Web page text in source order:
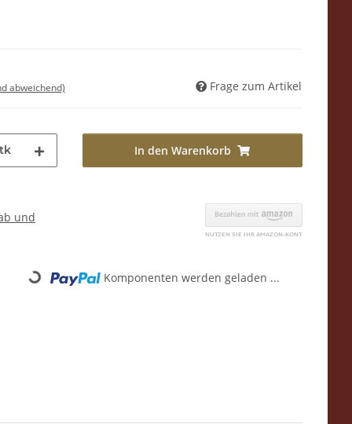
abweichend) Frage zum Artikel
In den Warenkorb
und
Komponenten werden geladen ...